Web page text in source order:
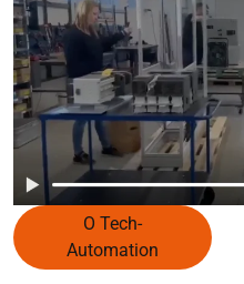
O Tech-
Automation